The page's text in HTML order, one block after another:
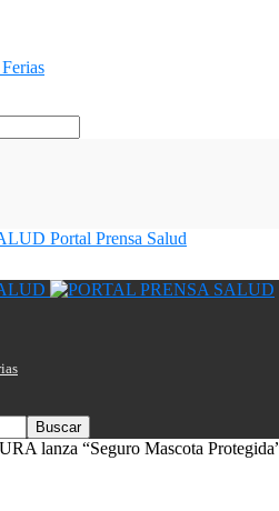
Portal Prensa Salud
lanza “Seguro Mascota